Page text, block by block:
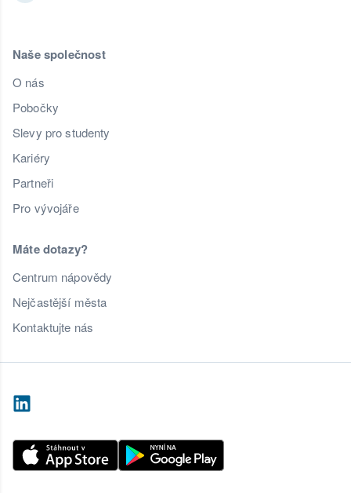
Naše společnost
O nás
Pobočky
Slevy pro studenty
Kariéry
Partneři
Pro vývojáře
Máte dotazy?
Centrum nápovědy
Nejčastější města
Kontaktujte nás